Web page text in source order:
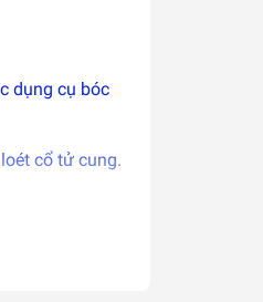
dụng cụ bóc
cổ tử cung.